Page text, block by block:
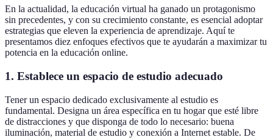
En la actualidad, la educación virtual ha ganado un protagonismo
sin precedentes, y con su crecimiento constante, es esencial adoptar
estrategias que eleven la experiencia de aprendizaje. Aquí te
presentamos diez enfoques efectivos que te ayudarán a maximizar tu
potencia en la educación online.
1. Establece un espacio de estudio adecuado
Tener un espacio dedicado exclusivamente al estudio es
fundamental. Designa un área específica en tu hogar que esté libre
de distracciones y que disponga de todo lo necesario: buena
iluminación, material de estudio y conexión a Internet estable. De